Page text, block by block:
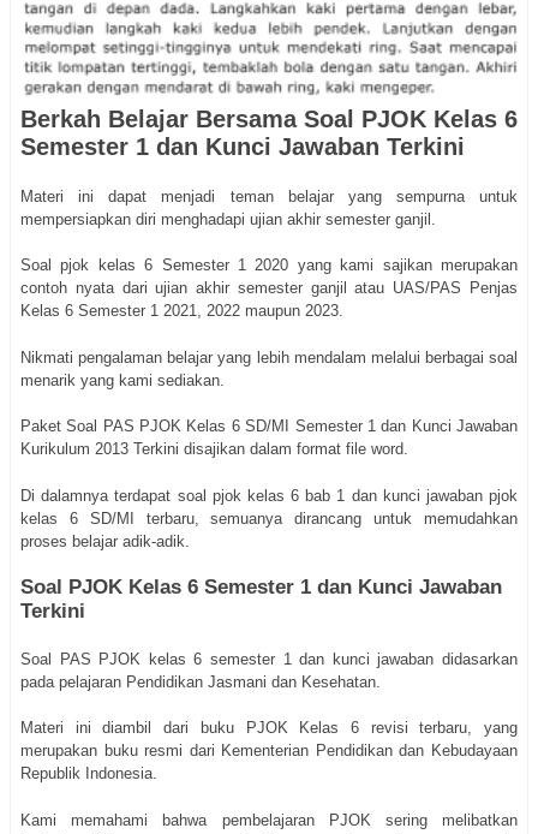
Berkah Belajar Bersama Soal PJOK Kelas 6
Semester 1 dan Kunci Jawaban Terkini
Materi ini dapat menjadi teman belajar yang sempurna untuk
mempersiapkan diri menghadapi ujian akhir semester ganjil.
Soal pjok kelas 6 Semester 1 2020 yang kami sajikan merupakan
contoh nyata dari ujian akhir semester ganjil atau UAS/PAS Penjas
Kelas 6 Semester 1 2021, 2022 maupun 2023.
Nikmati pengalaman belajar yang lebih mendalam melalui berbagai soal
menarik yang kami sediakan.
Paket Soal PAS PJOK Kelas 6 SD/MI Semester 1 dan Kunci Jawaban
Kurikulum 2013 Terkini disajikan dalam format file word.
Di dalamnya terdapat soal pjok kelas 6 bab 1 dan kunci jawaban pjok
kelas 6 SD/MI terbaru, semuanya dirancang untuk memudahkan
proses belajar adik-adik.
Soal PJOK Kelas 6 Semester 1 dan Kunci Jawaban
Terkini
Soal PAS PJOK kelas 6 semester 1 dan kunci jawaban didasarkan
pada pelajaran Pendidikan Jasmani dan Kesehatan.
Materi ini diambil dari buku PJOK Kelas 6 revisi terbaru, yang
merupakan buku resmi dari Kementerian Pendidikan dan Kebudayaan
Republik Indonesia.
Kami memahami bahwa pembelajaran PJOK sering melibatkan